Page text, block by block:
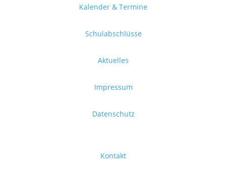
Kalender & Termine
Schulabschlüsse
Aktuelles
Impressum
Datenschutz
Kontakt